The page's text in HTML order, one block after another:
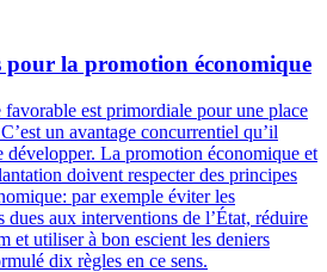
pour la promotion économique
est primordiale pour une place
un avantage concurrentiel qu’il
développer. La promotion économique et
doivent respecter des principes
par exemple éviter les
dues aux interventions de l’État, réduire
et utiliser à bon escient les deniers
dix règles en ce sens.